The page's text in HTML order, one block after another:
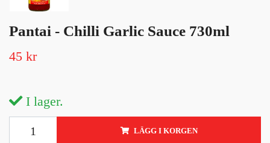
Pantai - Chilli Garlic Sauce 730ml
45 kr
I lager.
LÄGG I KORGEN